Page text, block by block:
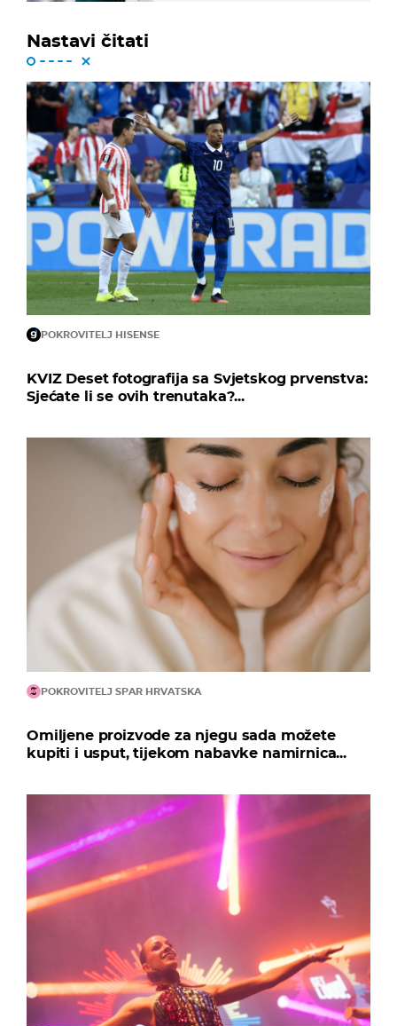
Nastavi čitati
POKROVITELJ HISENSE
KVIZ Deset fotografija sa Svjetskog prvenstva:
Sjećate li se ovih trenutaka?...
POKROVITELJ SPAR HRVATSKA
Omiljene proizvode za njegu sada možete
kupiti i usput, tijekom nabavke namirnica...